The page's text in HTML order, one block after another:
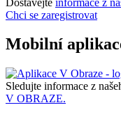
Chci se zaregistrovat
Mobilní
Sledujte informace z
V OBRAZE.